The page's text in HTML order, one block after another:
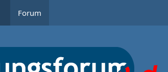
Forum